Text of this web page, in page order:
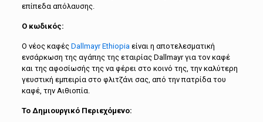
επίπεδα απόλαυσης.
O κωδικός:
Ο νέος καφές Dallmayr Ethiopiaείναι η αποτελεσματική
ενσάρκωση της αγάπης της εταιρίας Dallmayr για τον καφέ
και της αφοσίωσής της να φέρει στο κοινό της, την καλύτερη
γευστική εμπειρία στο φλιτζάνι σας, από την πατρίδα του
καφέ, την Αιθιοπία.
Το Δημιουργικό Περιεχόμενο: